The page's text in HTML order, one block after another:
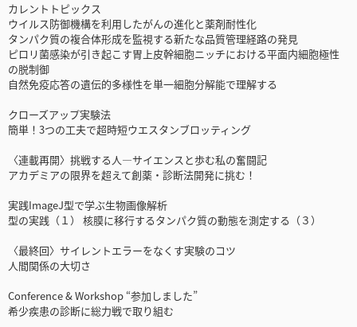
カレントトピックス
ウイルス防御機構を利用したがんの進化と薬剤耐性化
タンパク質の複合体形成を監視する新たな品質管理経路の発見
ピロリ菌感染が引き起こす胃上皮幹細胞ニッチにおける平面内細胞極性
の脱制御
自然免疫応答の遺伝的多様性を単一細胞分解能で理解する
クローズアップ実験法
簡単！3つの工夫で超時短ウエスタンブロッティング
〈連載再開〉挑戦する人―サイエンスと歩む私の奮闘記
アカデミアの限界を超えて創薬・診断法開発に挑む！
実践ImageJ型で学ぶ生物画像解析
型の実践（１） 核膜に移行するタンパク質の動態を測定する（３）
〈最終回〉サイレントエラーをなくす実験のコツ
人間関係の大切さ
Conference & Workshop “参加しました”
希少疾患の診断に総力戦で取り組む